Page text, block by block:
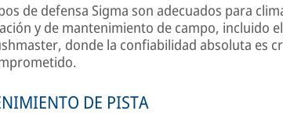
de defensa Sigma son adecuados para
y de mantenimiento de campo, incluido
donde la confiabilidad absoluta es
DE PISTA